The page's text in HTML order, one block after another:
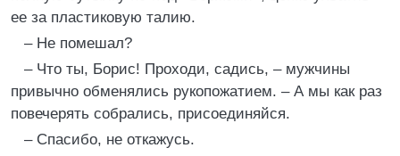
ее за пластиковую талию.
– Не помешал?
– Что ты, Борис! Проходи, садись, – мужчины
привычно обменялись рукопожатием. – А мы как раз
повечерять собрались, присоединяйся.
– Спасибо, не откажусь.